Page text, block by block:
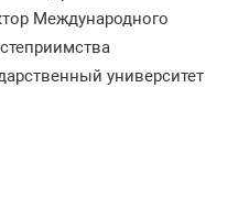
Международного
университет